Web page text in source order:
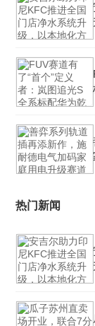
热门新闻